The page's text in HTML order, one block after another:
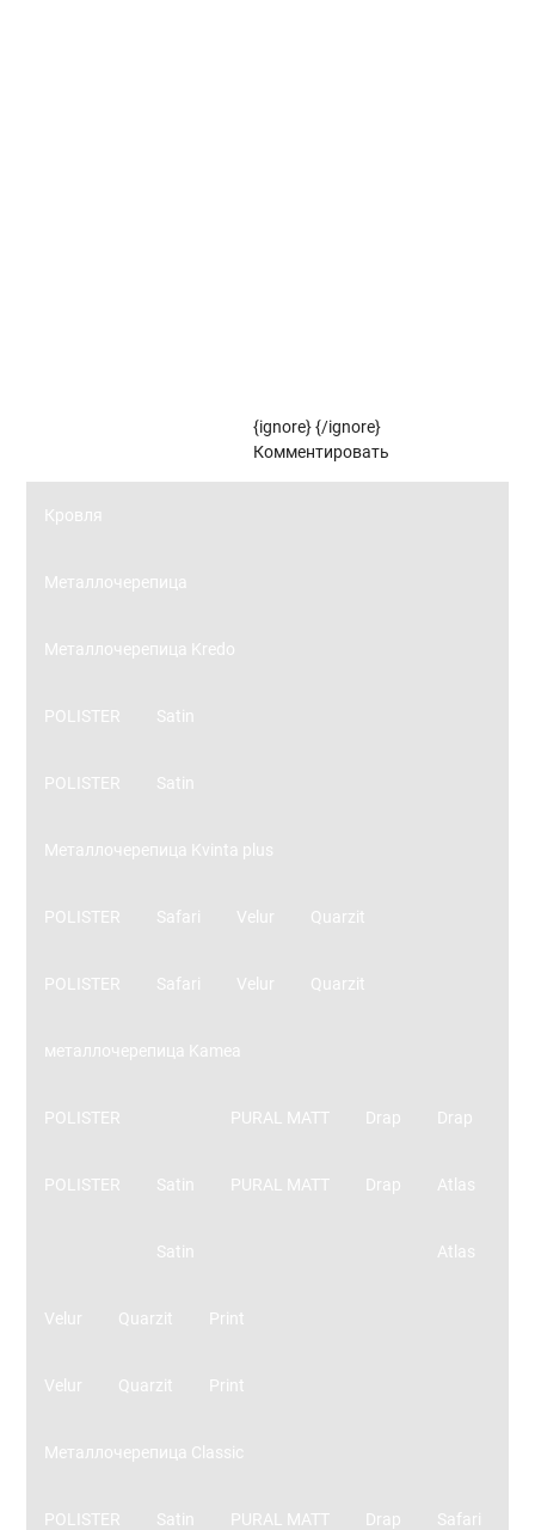
Кровля
Металлочерепица
Металлочерепица Kredo
POLISTER
POLISTER
Satin
Satin
Металлочерепица Kvinta plus
POLISTER
POLISTER
Safari
Safari
Velur
Velur
Quarzit
Quarzit
металлочерепица Kamea
POLISTER
POLISTER Satin
Satin
PURAL MATT
PURAL MATT
Drap
Drap
Drap
Atlas
Atlas
Velur
Velur
Quarzit
Quarzit
Print
Print
Металлочерепица Classic
POLISTER Satin PURAL MATT Drap Safari
{ignore}{/ignore}
Комментировать